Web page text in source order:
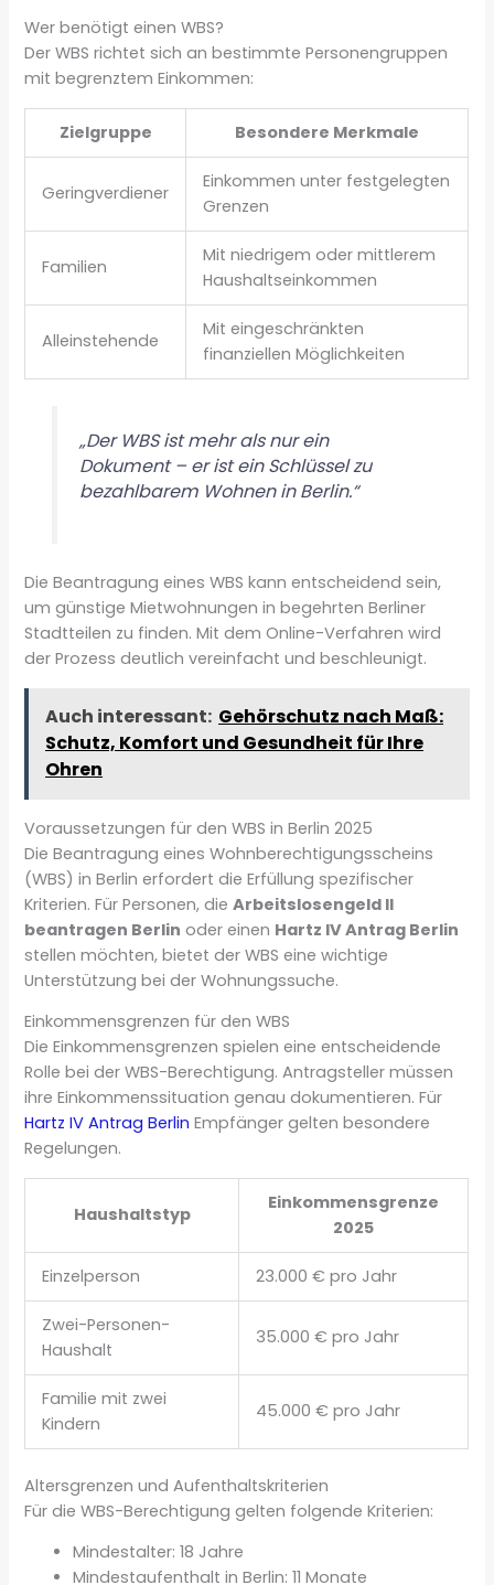
Wer benötigt einen WBS?
Der WBS richtet sich an bestimmte Personengruppen
mit begrenztem Einkommen:
Zielgruppe Besondere Merkmale
Geringverdiener
Einkommen unter festgelegten
Grenzen
Familien
Mit niedrigem oder mittlerem
Haushaltseinkommen
Alleinstehende
Mit eingeschränkten
finanziellen Möglichkeiten
„Der WBS ist mehr als nur ein
Dokument – er ist ein Schlüssel zu
bezahlbarem Wohnen in Berlin.“
Die Beantragung eines WBS kann entscheidend sein,
um günstige Mietwohnungen in begehrten Berliner
Stadtteilen zu finden. Mit dem Online-Verfahren wird
der Prozess deutlich vereinfacht und beschleunigt.
Auch interessant: Gehörschutz nach Maß:
Schutz, Komfort und Gesundheit für Ihre
Ohren
Voraussetzungen für den WBS in Berlin 2025
Die Beantragung eines Wohnberechtigungsscheins
(WBS) in Berlin erfordert die Erfüllung spezifischer
Kriterien. Für Personen, dieArbeitslosengeld II
beantragen Berlin oder einen Hartz IV Antrag Berlin
stellen möchten, bietet der WBS eine wichtige
Unterstützung bei der Wohnungssuche.
Einkommensgrenzen für den WBS
Die Einkommensgrenzen spielen eine entscheidende
Rolle bei der WBS-Berechtigung. Antragsteller müssen
ihre Einkommenssituation genau dokumentieren. Für
Hartz IV Antrag Berlin Empfänger gelten besondere
Regelungen.
Haushaltstyp
Einkommensgrenze
2025
Einzelperson 23.000 € pro Jahr
Zwei-Personen-
Haushalt
35.000 € pro Jahr
Familie mit zwei
Kindern
45.000 € pro Jahr
Altersgrenzen und Aufenthaltskriterien
Für die WBS-Berechtigung gelten folgende Kriterien:
Mindestalter: 18 Jahre
Mindestaufenthalt in Berlin: 11 Monate